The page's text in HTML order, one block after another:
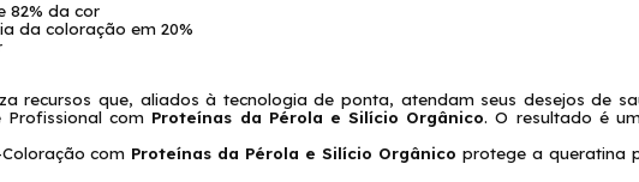
82% da cor
da coloração em 20%
recursos que, aliados à tecnologia de ponta, atendam seus desejos de
Profissional com Proteínas da Pérola e Silício Orgânico. O resultado é
com Proteínas da Pérola e Silício Orgânico protege a queratina